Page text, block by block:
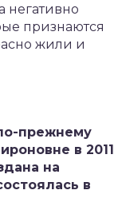
негативно
признаются
жили и
прежнему
в 2011
на
в